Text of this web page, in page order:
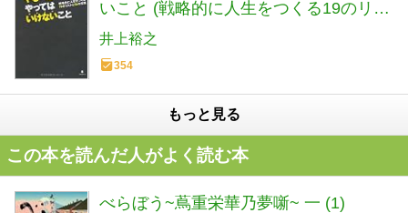
いこと (戦略的に人生をつくる19のリス
トと56の言葉)
井上裕之
354
もっと見る
この本を読んだ人がよく読む本
べらぼう~蔦重栄華乃夢噺~ 一 (1)